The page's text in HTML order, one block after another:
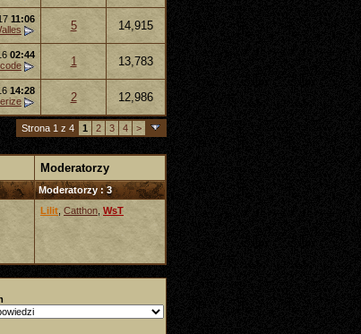
11:06
5 14,915
02:44
1 13,783
14:28
2 12,986
Strona 1 z 4 1 2 3 4 >
Moderatorzy
Moderatorzy : 3
Lilit Catthon WsT